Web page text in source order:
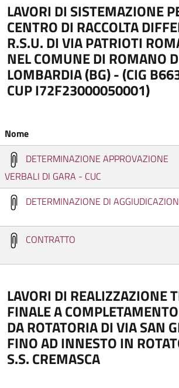
LAVORI DI SISTEMAZIONE
CENTRO DI RACCOLTA
R.S.U. DI VIA PATRIOTI
NEL COMUNE DI ROMANO
LOMBARDIA (BG) - (CIG
CUP I72F23000050001)
Nome
DETERMINAZIONE APPROVAZIONE
VERBALI DI GARA - CUC
DETERMINAZIONE DI
CONTRATTO
LAVORI DI REALIZZAZIONE
FINALE A
DA ROTATORIA DI VIA SAN
FINO AD INNESTO IN
S.S. CREMASCA